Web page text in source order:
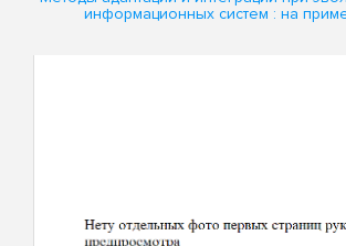
информационных систем : на